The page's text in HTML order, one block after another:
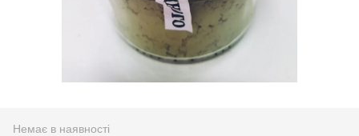
Немає в наявності